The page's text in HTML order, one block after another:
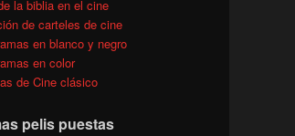
la biblia en el cine
de carteles de cine
en blanco y negro
en color
de Cine clásico
pelis puestas